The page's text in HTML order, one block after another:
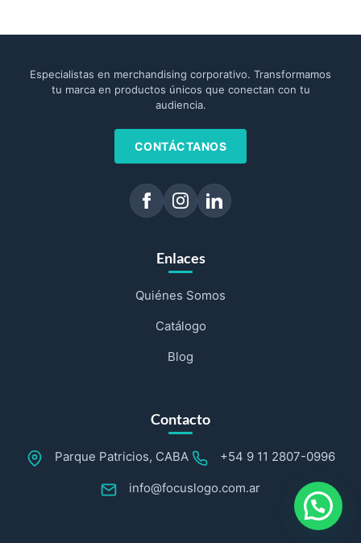
Especialistas en merchandising corporativo. Transformamos
tu marca en productos únicos que conectan con tu
audiencia.
CONTÁCTANOS
Enlaces
Quiénes Somos
Catálogo
Blog
Contacto
Parque Patricios, CABA +54 9 11 2807-0996
info@focuslogo.com.ar